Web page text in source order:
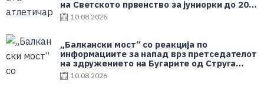
на Светското првенство за јуниорки до 20
години во Орегон, САД
10.08.2026
„Балкански мост“ со реакција по
информациите за напад врз претседателот
на здружението на Бугарите од Струга
Бекир Кадриески
10.08.2026